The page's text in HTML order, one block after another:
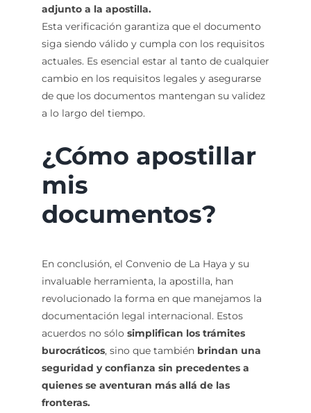
adjunto a la apostilla.
Esta verificación garantiza que el documento
siga siendo válido y cumpla con los requisitos
actuales. Es esencial estar al tanto de cualquier
cambio en los requisitos legales y asegurarse
de que los documentos mantengan su validez
a lo largo del tiempo.
¿Cómo apostillar
mis
documentos?
En conclusión, el Convenio de La Haya y su
invaluable herramienta, la apostilla, han
revolucionado la forma en que manejamos la
documentación legal internacional. Estos
acuerdos no sólo simplifican los trámites
burocráticos, sino que también brindan una
seguridad y confianza sin precedentes a
quienes se aventuran más allá de las
fronteras.